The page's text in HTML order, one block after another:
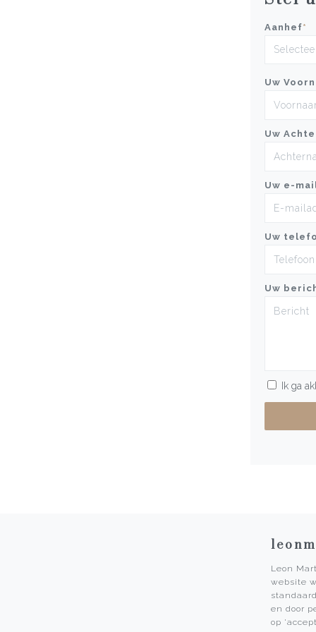
Aanhef*
Uw
Uw
Uw e-
Uw
Uw
Ik ga
Leon
website
en door
op